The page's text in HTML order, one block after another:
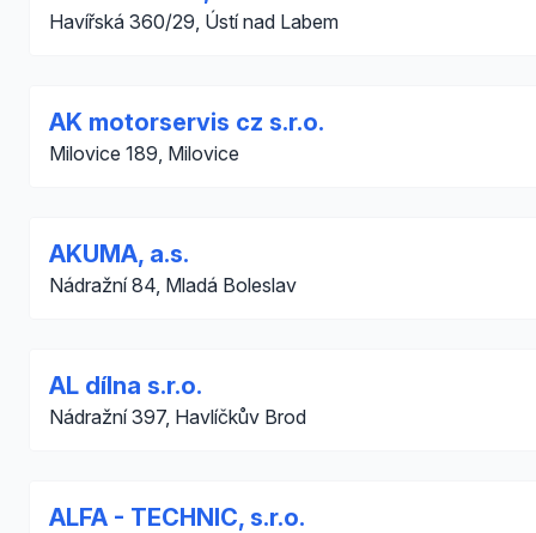
Havířská 360/29, Ústí nad Labem
AK motorservis cz s.r.o.
Milovice 189, Milovice
AKUMA, a.s.
Nádražní 84, Mladá Boleslav
AL dílna s.r.o.
Nádražní 397, Havlíčkův Brod
ALFA - TECHNIC, s.r.o.